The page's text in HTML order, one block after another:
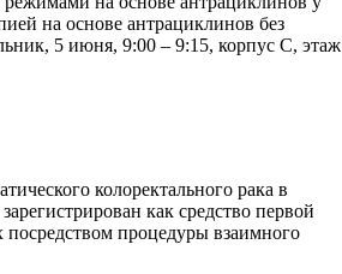
на основе антрациклинов без
5 июня, 9:00 – 9:15, корпус C, этаж
колоректального рака в
как средство первой
посредством процедуры взаимного